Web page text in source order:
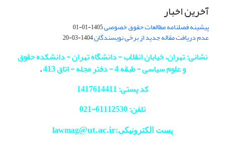
آخرین اخبار
پیشینه فصلنامه مطالعات حقوق خصوصی1405-01-01
عدم دریافت مقاله جدید از برخی نویسندگان1404-03-20
نشانی: تهران، خیابان انقلاب - دانشگاه تهران - دانشکده حقوق
و علوم سیاسی - طبقه 4 - دفتر مجله - اتاق 413
.
کد پستی: 1417614411
تلفن: 61112530-
021
پست الکترونیکی:lawmag@ut.ac.ir